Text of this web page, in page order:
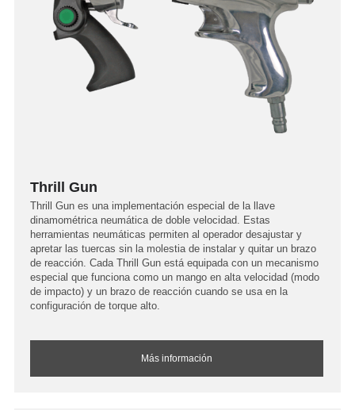
Thrill Gun
Thrill Gun es una implementación especial de la llave
dinamométrica neumática de doble velocidad. Estas
herramientas neumáticas permiten al operador desajustar y
apretar las tuercas sin la molestia de instalar y quitar un brazo
de reacción. Cada Thrill Gun está equipada con un mecanismo
especial que funciona como un mango en alta velocidad (modo
de impacto) y un brazo de reacción cuando se usa en la
configuración de torque alto.
Más información